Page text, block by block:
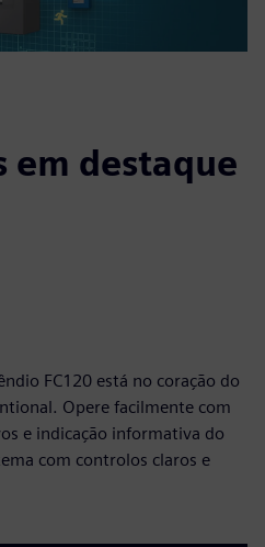
em destaque
FC120 está no coração do
Opere facilmente com
e indicação informativa do
com controlos claros e